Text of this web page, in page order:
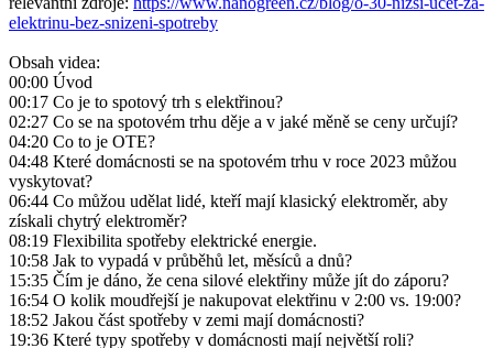
elektrinu-bez-snizeni-spotreby
Obsah videa:
00:00 Úvod
00:17 Co je to spotový trh s elektřinou?
02:27 Co se na spotovém trhu děje a v jaké měně se ceny určují?
04:20 Co to je OTE?
04:48 Které domácnosti se na spotovém trhu v roce 2023 můžou
vyskytovat?
06:44 Co můžou udělat lidé, kteří mají klasický elektroměr, aby
získali chytrý elektroměr?
08:19 Flexibilita spotřeby elektrické energie.
10:58 Jak to vypadá v průběhů let, měsíců a dnů?
15:35 Čím je dáno, že cena silové elektřiny může jít do záporu?
16:54 O kolik moudřejší je nakupovat elektřinu v 2:00 vs. 19:00?
18:52 Jakou část spotřeby v zemi mají domácnosti?
19:36 Které typy spotřeby v domácnosti mají největší roli?